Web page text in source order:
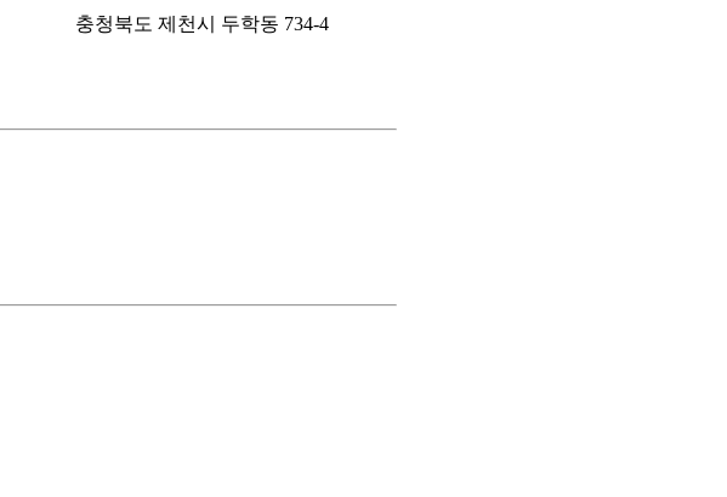
충청북도 제천시 두학동 734-4